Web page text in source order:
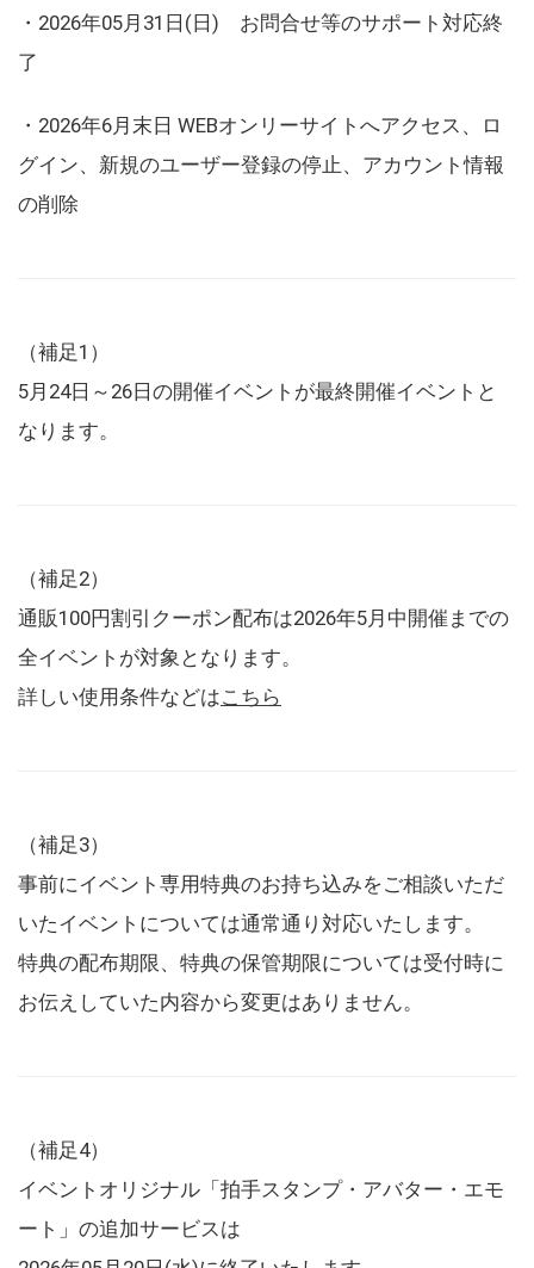
・2026年05月31日(日) お問合せ等のサポート対応終
了
・2026年6月末日 WEBオンリーサイトへアクセス、ロ
グイン、新規のユーザー登録の停止、アカウント情報
の削除
（補足1）
5月24日～26日の開催イベントが最終開催イベントと
なります。
（補足2）
通販100円割引クーポン配布は2026年5月中開催までの
全イベントが対象となります。
詳しい使用条件などはこちら
（補足3）
事前にイベント専用特典のお持ち込みをご相談いただ
いたイベントについては通常通り対応いたします。
特典の配布期限、特典の保管期限については受付時に
お伝えしていた内容から変更はありません。
（補足4）
イベントオリジナル「拍手スタンプ・アバター・エモ
ート」の追加サービスは